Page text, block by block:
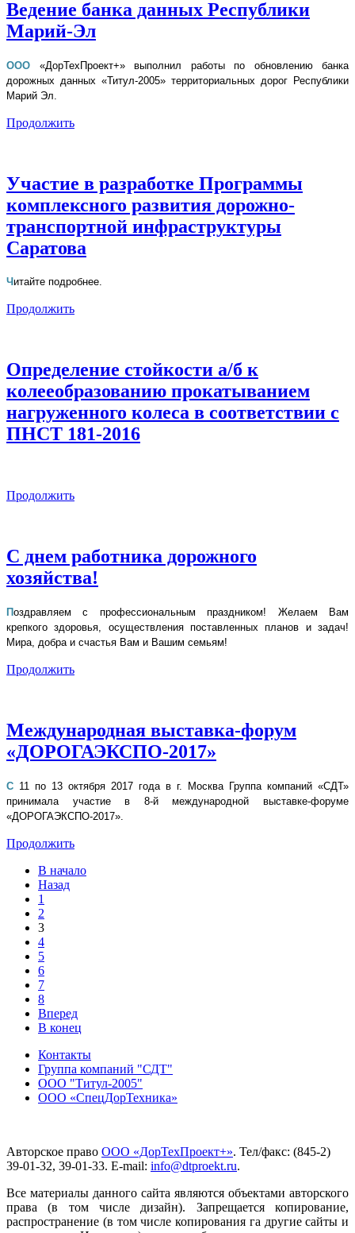
Ведение банка данных Республики
Марий-Эл
ООО «ДорТехПроект+» выполнил работы по обновлению банка
дорожных данных «Титул-2005» территориальных дорог Республики
Марий Эл.
Продолжить
Участие в разработке Программы
комплексного развития дорожно-
транспортной инфраструктуры
Саратова
Читайте подробнее.
Продолжить
Определение стойкости а/б к
колееобразованию прокатыванием
нагруженного колеса в соответствии с
ПНСТ 181-2016
Продолжить
С днем работника дорожного
хозяйства!
Поздравляем с профессиональным праздником! Желаем Вам
крепкого здоровья, осуществления поставленных планов и задач!
Мира, добра и счастья Вам и Вашим семьям!
Продолжить
Международная выставка-форум
«ДОРОГАЭКСПО-2017»
С 11 по 13 октября 2017 года в г. Москва Группа компаний «СДТ»
принимала участие в 8-й международной выставке-форуме
«ДОРОГАЭКСПО-2017».
Продолжить
В начало
Назад
1
2
3
4
5
6
7
8
Вперед
В конец
Контакты
Группа компаний "СДТ"
ООО "Титул-2005"
ООО «СпецДорТехника»
Авторское право ООО «ДорТехПроект+». Тел/факс: (845-2)
39-01-32, 39-01-33. E-mail: info@dtproekt.ru.
Все материалы данного сайта являются объектами авторского
права (в том числе дизайн). Запрещается копирование,
распространение (в том числе копирования га другие сайты и